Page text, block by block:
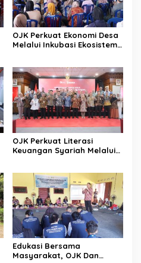
OJK Perkuat Ekonomi Desa
Melalui Inkubasi Ekosistem
OJK Perkuat Literasi
Keuangan Syariah Melalui
Edukasi Bersama
Masyarakat, OJK Dan